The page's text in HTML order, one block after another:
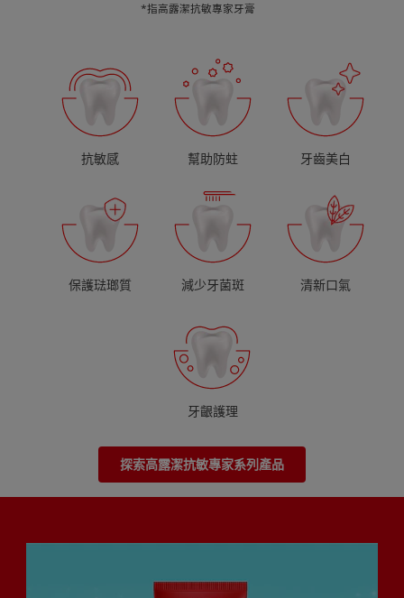
*指高露潔抗敏專家牙膏
抗敏感 幫助防蛀 牙齒美白
保護琺瑯質 減少牙菌斑 清新口氣
牙齦護理
探索高露潔抗敏專家系列產品